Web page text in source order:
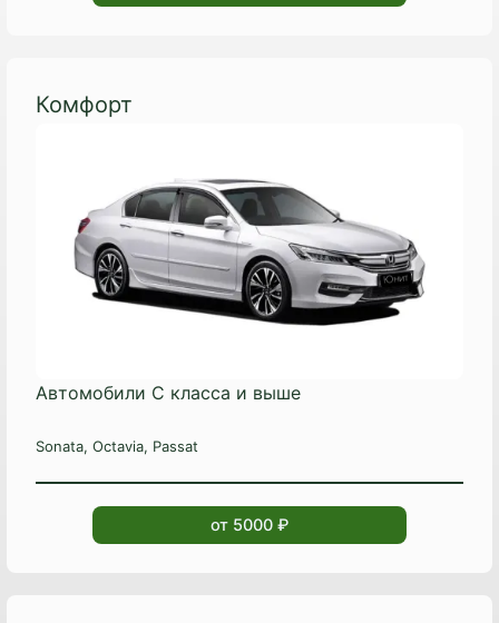
Комфорт
Автомобили C класса и выше
Sonata, Octavia, Passat
от 5000 ₽